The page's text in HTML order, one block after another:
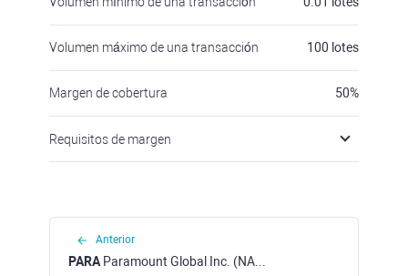
Volumen máximo de una transacción 100 lotes
Margen de cobertura 50%
Requisitos de margen
Anterior
PARA Paramount Global Inc. (NASDAQ)